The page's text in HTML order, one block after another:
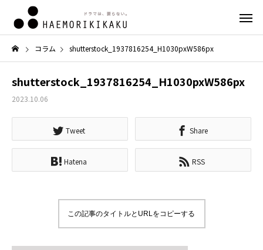
コラム shutterstock_1937816254_H1030pxW586px
shutterstock_1937816254_H1030pxW586px
2023.10.06
Tweet Share
Hatena RSS
この記事のタイトルとURLをコピーする